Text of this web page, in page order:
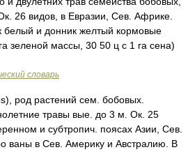
26 видов, в Евразии, Сев. Африке.
и донник желтый кормовые
зеленой массы, 30 50 ц с 1 га сена)
словарь
род растений сем. бобовых.
травы вые. до 3 м. Ок. 25
и субтропич. поясах Азии, Сев.
ваны в Сев. Америку и Австралию. В